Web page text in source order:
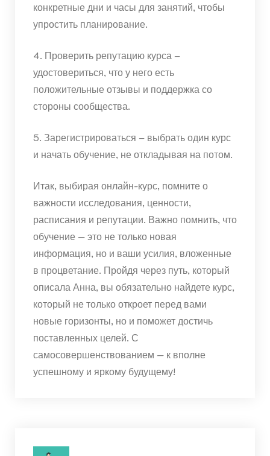
конкретные дни и часы для занятий, чтобы
упростить планирование.
4. Проверить репутацию курса –
удостовериться, что у него есть
положительные отзывы и поддержка со
стороны сообщества.
5. Зарегистрироваться – выбрать один курс
и начать обучение, не откладывая на потом.
Итак, выбирая онлайн-курс, помните о
важности исследования, ценности,
расписания и репутации. Важно помнить, что
обучение — это не только новая
информация, но и ваши усилия, вложенные
в процветание. Пройдя через путь, который
описала Анна, вы обязательно найдете курс,
который не только откроет перед вами
новые горизонты, но и поможет достичь
поставленных целей. С
самосовершенствованием — к вполне
успешному и яркому будущему!